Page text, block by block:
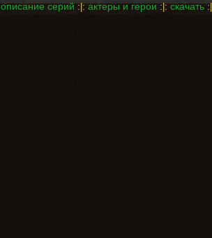
описание серий:|:актеры и герои:|:скачать:|